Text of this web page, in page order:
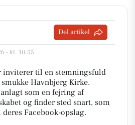
Del artikel
- kl. 10:55
inviterer til en stemningsfuld
Havnbjerg Kirke.
som en fejring af
og finder sted snart, som
Facebook-opslag.